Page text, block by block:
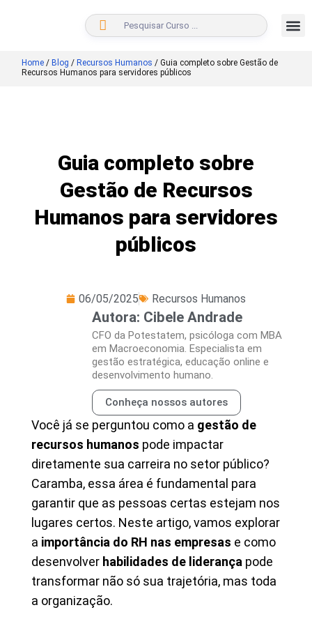
BUSCAR
Home / Blog / Recursos Humanos / Guia completo sobre Gestão de
Recursos Humanos para servidores públicos
Guia completo sobre
Gestão de Recursos
Humanos para servidores
públicos
06/05/2025 Recursos Humanos
Autora: Cibele Andrade
CFO da Potestatem, psicóloga com MBA
em Macroeconomia. Especialista em
gestão estratégica, educação online e
desenvolvimento humano.
Conheça nossos autores
Você já se perguntou como a gestão de
recursos humanos pode impactar
diretamente sua carreira no setor público?
Caramba, essa área é fundamental para
garantir que as pessoas certas estejam nos
lugares certos. Neste artigo, vamos explorar
a importância do RH nas empresas e como
desenvolver habilidades de liderança pode
transformar não só sua trajetória, mas toda
a organização.